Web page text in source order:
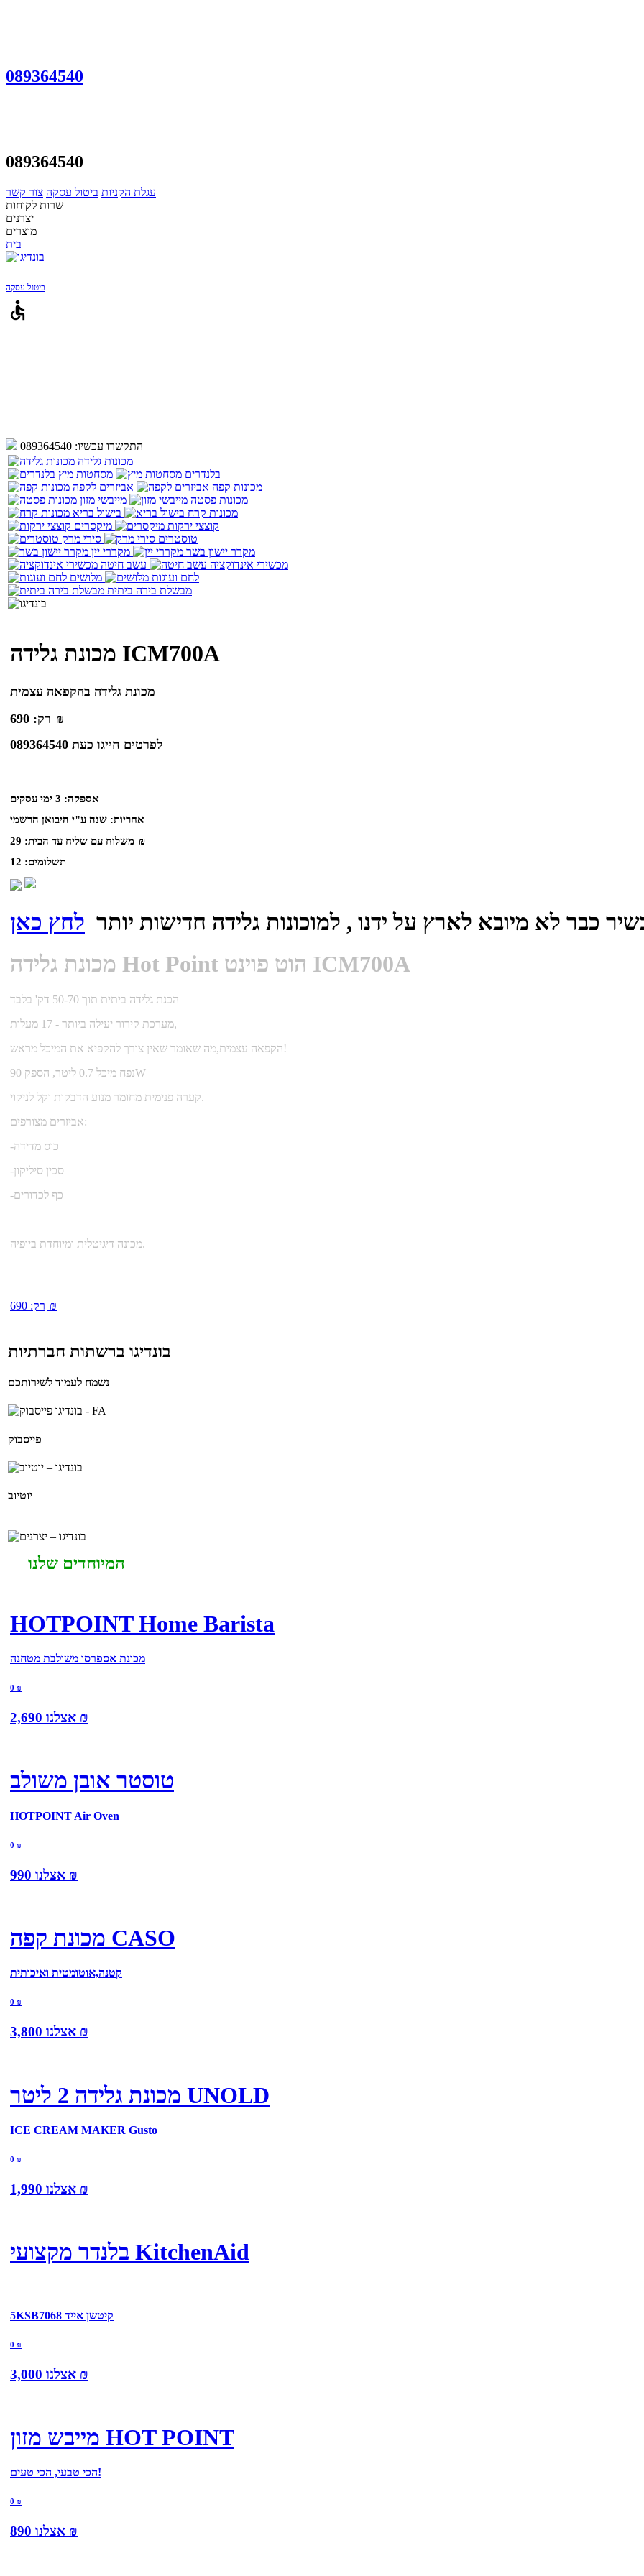
089364540
089364540
עגלת הקניות ביטול עסקה צור קשר
שרות לקוחות
יצרנים
מוצרים
בית
ביטול עסקה
accessible
התקשרו עכשיו: 089364540
מכונות גלידה
בלנדרים
מסחטות מיץ
מכונות קפה
אביזרים לקפה
מכונות פסטה
מייבשי מזון
מכונות קרח
בישול בריא
קוצצי ירקות
מיקסרים
טוסטרים
סירי מרק
מקרר יישון בשר
מקררי יין
מכשירי אינדוקציה
עשב חיטה
לחם ועוגות
מלושים
מבשלת בירה ביתית
מכונת גלידה ICM700A
מכונת גלידה בהקפאה עצמית
רק: 690
₪
לפרטים חייגו כעת 089364540
אספקה: 3 ימי עסקים
אחריות: שנה ע"י היבואן הרשמי
משלוח עם שליח עד הבית: 29
₪
תשלומים: 12
כבר לא מיובא לארץ על ידנו , למוכונות גלידה חדישות יותר לחץ כאן
מכונת גלידה Hot Point הוט פוינט ICM700A
הכנת גלידה ביתית תוך 50-70 דק' בלבד
מערכת קירור יעילה ביותר - 17 מעלות,
הקפאה עצמית,מה שאומר שאין צורך להקפיא את המיכל מראש!
נפח מיכל 0.7 ליטר, הספק 90W
קערה פנימית מחומר מנוע הדבקות וקל לניקוי.
אביזרים מצורפים:
-כוס מדידה
-סכין סיליקון
-כף לכדורים
מכונה דיגיטלית ומיוחדת ביופיה.
רק: 690 ₪
בונדיגו ברשתות חברתיות
נשמח לעמוד לשירותכם
פייסבוק
יוטיוב
המיוחדים שלנו
HOTPOINT Home Barista
מכונת אספרסו משולבת מטחנה
0 ₪
אצלנו 2,690 ₪
טוסטר אובן משולב
HOTPOINT Air Oven
0 ₪
אצלנו 990 ₪
מכונת קפה CASO
קטנה,אוטומטית ואיכותית
0 ₪
אצלנו 3,800 ₪
מכונת גלידה 2 ליטר UNOLD
ICE CREAM MAKER Gusto
0 ₪
אצלנו 1,990 ₪
בלנדר מקצועי KitchenAid
5KSB7068 קיטשן אייד
0 ₪
אצלנו 3,000 ₪
מייבש מזון HOT POINT
הכי טבעי, הכי טעים!
0 ₪
אצלנו 890 ₪